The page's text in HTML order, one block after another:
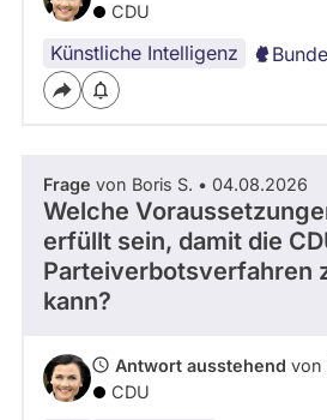
CDU
Künstliche Intelligenz
Frage von Boris S. • 04.08.2026
Welche
erfüllt sein, damit die
Parteiverbotsverfahren
kann?
Antwort ausstehend von
CDU